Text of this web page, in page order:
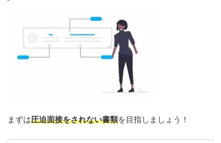
まずは圧迫面接をされない書類を目指しましょう！